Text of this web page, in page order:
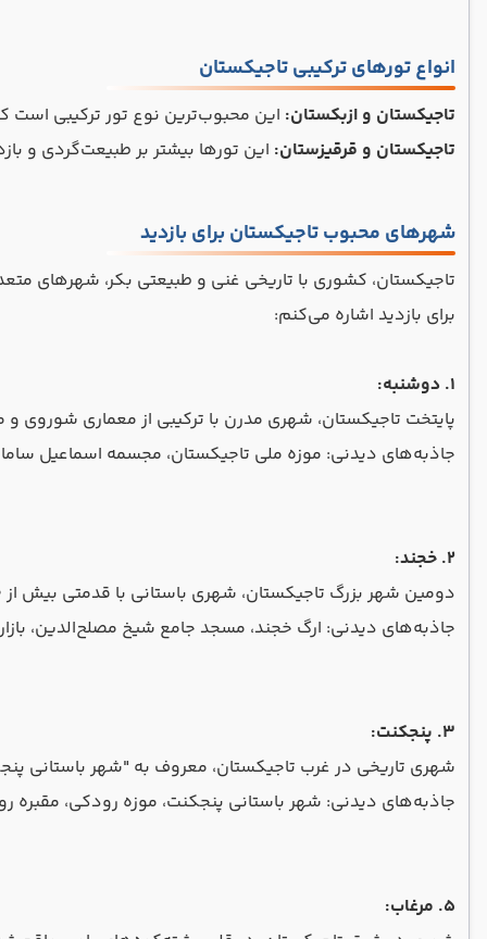
انواع تورهای ترکیبی تاجیکستان
تاجیکستان و ازبکستان: این محبوب‌ترین نوع تور ترکیبی
تاجیکستان و قرقیزستان: این تورها بیشتر بر طبیعت‌گردی و
شهرهای محبوب تاجیکستان برای بازدید
تاجیکستان، کشوری با تاریخی غنی و طبیعتی بکر، شهرهای
برای بازدید اشاره می‌کنم:
1. دوشنبه:
پایتخت تاجیکستان، شهری مدرن با ترکیبی از معماری شوروی
جاذبه‌های دیدنی: موزه ملی تاجیکستان، مجسمه اسماعیل
2. خجند:
دومین شهر بزرگ تاجیکستان، شهری باستانی با قدمتی بیش از 2500 سال است.
جاذبه‌های دیدنی: ارگ خجند، مسجد جامع شیخ مصلح‌الدین،
3. پنجکنت:
شهری تاریخی در غرب تاجیکستان، معروف به "شهر باستانی
جاذبه‌های دیدنی: شهر باستانی پنجکنت، موزه رودکی، مقبره
5. مرغاب: